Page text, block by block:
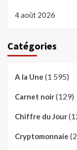
4 août 2026
Catégories
A la Une (1 595)
Carnet noir(129)
Chiffre du Jour
Cryptomonnaie